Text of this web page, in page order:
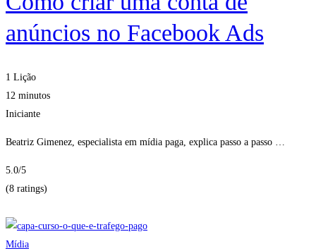
anúncios no Facebook Ads
1 Lição
12 minutos
Iniciante
Beatriz Gimenez, especialista em mídia paga, explica passo a passo …
5.0/5
(8 ratings)
Mídia